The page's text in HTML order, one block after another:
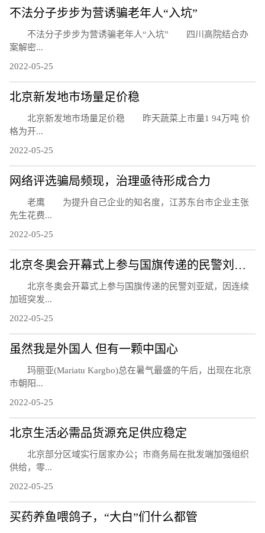
不法分子步步为营诱骗老年人“入坑”
不法分子步步为营诱骗老年人“入坑” 四川高院结合办
案解密...
2022-05-25
北京新发地市场量足价稳
北京新发地市场量足价稳 昨天蔬菜上市量1 94万吨 价
格为开...
2022-05-25
网络评选骗局频现，治理亟待形成合力
老鹰 为提升自己企业的知名度，江苏东台市企业主张
先生花费...
2022-05-25
北京冬奥会开幕式上参与国旗传递的民警刘亚斌殉职
北京冬奥会开幕式上参与国旗传递的民警刘亚斌，因连续
加班突发...
2022-05-25
虽然我是外国人 但有一颗中国心
玛丽亚(Mariatu Kargbo)总在暑气最盛的午后，出现在北京
市朝阳...
2022-05-25
北京生活必需品货源充足供应稳定
北京部分区域实行居家办公；市商务局在批发端加强组织
供给，零...
2022-05-25
买药养鱼喂鸽子，“大白”们什么都管